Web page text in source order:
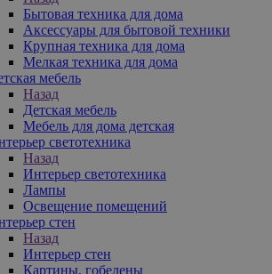
Бытовая техника для дома
Аксессуары для бытовой техники
Крупная техника для дома
Мелкая техника для дома
мебель
Назад
Детская мебель
Мебель для дома детская
светотехника
Назад
Интерьер светотехника
Лампы
Освещение помещений
стен
Назад
Интерьер стен
Картины, гобелены